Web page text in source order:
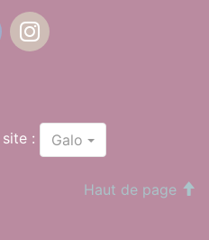
: Galo
Haut de page